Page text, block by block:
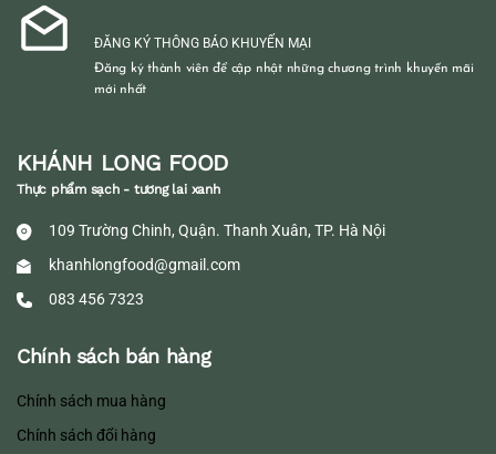
ĐĂNG KÝ THÔNG BÁO KHUYẾN MẠI
Đăng ký thành viên để cập nhật những chương trình khuyến mãi
mới nhất
KHÁNH LONG FOOD
Thực phẩm sạch - tương lai xanh
109 Trường Chinh, Quận. Thanh Xuân, TP. Hà Nội
khanhlongfood@gmail.com
083 456 7323
Chính sách bán hàng
Chính sách mua hàng
Chính sách đổi hàng